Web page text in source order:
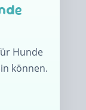
Hunde
können.